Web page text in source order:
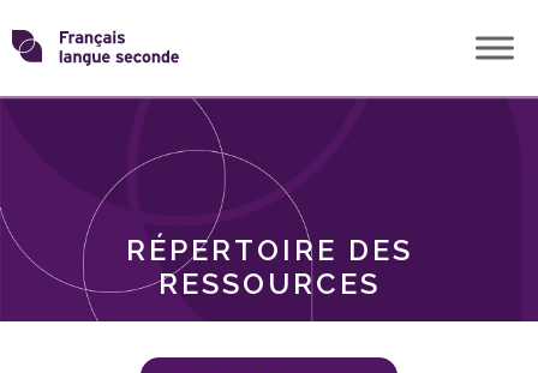
Skip
toTransformons
langue
RÉPERTOIRE DES
RESSOURCES
THÈMES